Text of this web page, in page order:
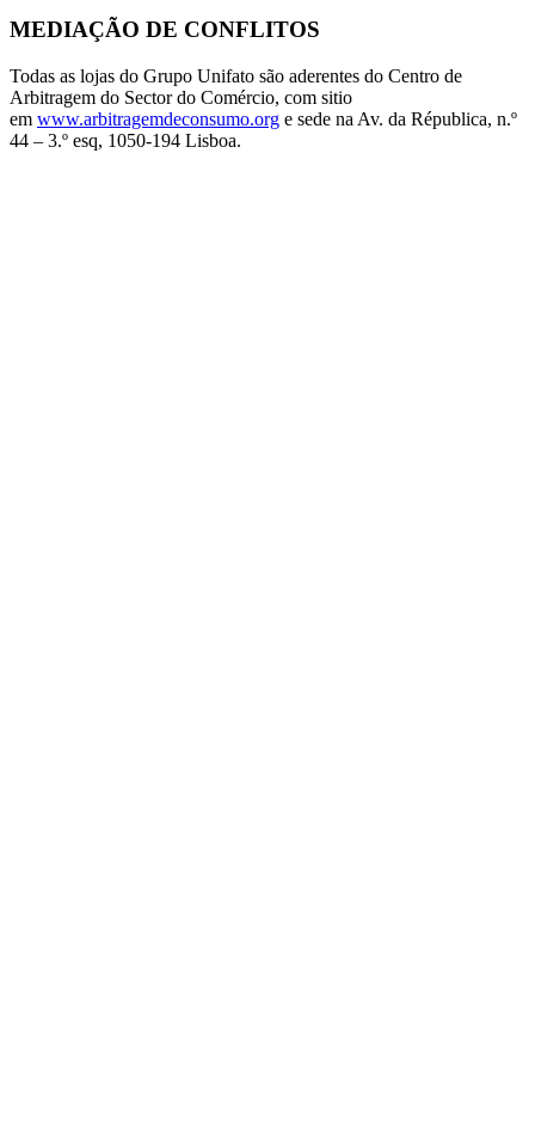
MEDIAÇÃO DE CONFLITOS
Todas as lojas do Grupo Unifato são aderentes do Centro de
Arbitragem do Sector do Comércio, com sitio
em www.arbitragemdeconsumo.org e sede na Av. da Républica, n.º
44 – 3.º esq, 1050-194 Lisboa.